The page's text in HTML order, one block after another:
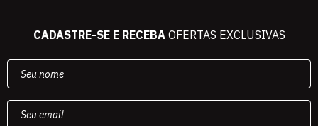
CADASTRE-SE E RECEBAOFERTAS EXCLUSIVAS